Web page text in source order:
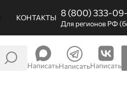
КОНТАКТЫ 8 (800) 333-
Для регионов РФ
НаписатьНаписатьНаписать